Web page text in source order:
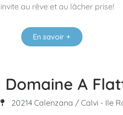
invite au rêve et au lâcher prise!
En savoir +
Domaine A
20214 Calenzana / Calvi - Ile